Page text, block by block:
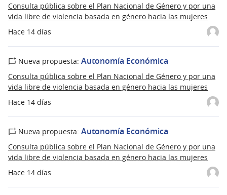
Hace 14 días
Consulta pública sobre el Plan Nacional de Género y por una
vida libre de violencia basada en género hacia las mujeres
Hace 14 días
Nueva propuesta: Autonomía Económica
Consulta pública sobre el Plan Nacional de Género y por una
vida libre de violencia basada en género hacia las mujeres
Hace 14 días
Nueva propuesta: Autonomía Económica
Consulta pública sobre el Plan Nacional de Género y por una
vida libre de violencia basada en género hacia las mujeres